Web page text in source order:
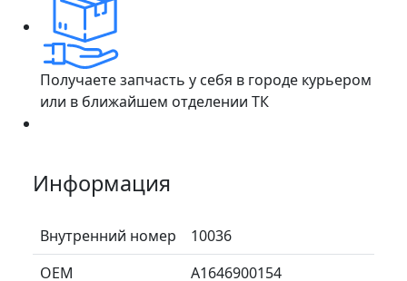
Получаете запчасть у себя в городе курьером
или в ближайшем отделении ТК
Информация
Внутренний номер
10036
ОЕМ
A1646900154